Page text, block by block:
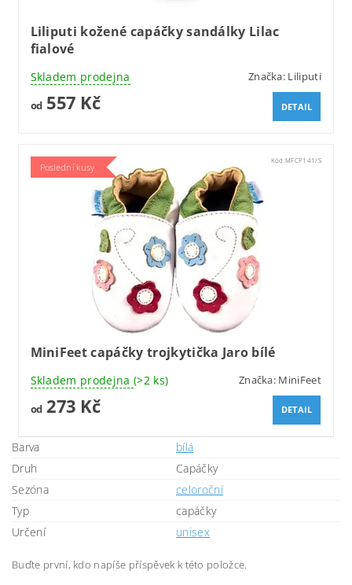
Liliputi kožené capáčky sandálky Lilac
fialové
Skladem prodejna Značka: Liliputi
od557 Kč DETAIL
Poslední kusy
Kód:MFCP141/S
MiniFeet capáčky trojkytička Jaro bílé
Skladem prodejna (>2 ks) Značka: MiniFeet
od273 Kč DETAIL
Barva
bílá
Druh
Capáčky
Sezóna
celoroční
Typ
capáčky
Určení
unisex
Buďte první, kdo napíše příspěvek k této položce.